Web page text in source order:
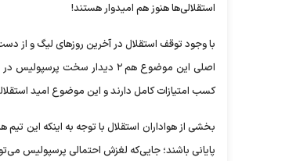
استقلالی‌ها هنوز هم امیدوار هستند!
با وجود توقف استقلال در آخرین روز‌های لیگ و از
کسب امتیازات کامل دارند و این موضوع امید
پایانی باشند؛ جایی‌که لغزش احتمالی پرسپولیس